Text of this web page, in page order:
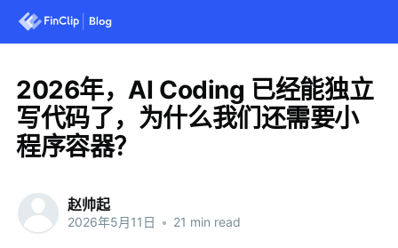
2026年，AI Coding 已经能独立
写代码了，为什么我们还需要小
程序容器？
赵帅起
2026年5月11日 • 21 min read